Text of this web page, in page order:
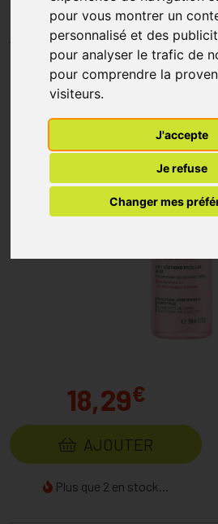
pour vous montrer un
personnalisé et des
pour analyser le trafic de
pour comprendre la
visiteurs.
J'accepte
Je refuse
Changer mes
Apaisante 3en1
18,29€
AJOUTER
Plus que 2 en stock...